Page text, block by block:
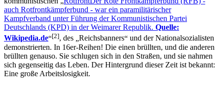
auch Rotfrontkämpferbund - war ein paramilitärischer
Kampfverband unter Führung der Kommunistischen Partei
Deutschlands (KPD) in der Weimarer Republik. Quelle:
Wikipedia.de [2], des Reichsbanners
und der Nationalsozialisten
demonstrierten. In 16er-Reihen! Die einen brüllten, und die anderen
brüllten genauso. Sie schlugen sich in den Straßen, und sie nahmen
sich gegenseitig das Leben. Der Hintergrund dieser Zeit ist bekannt:
Eine große Arbeitslosigkeit.